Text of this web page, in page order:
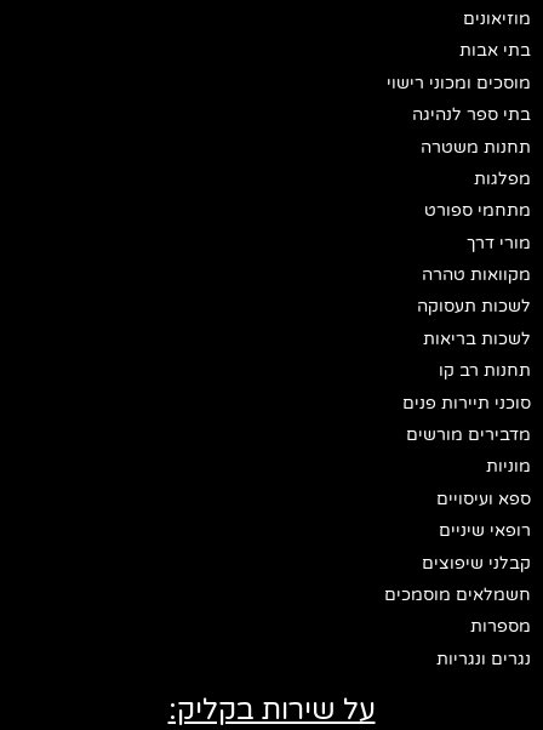
מוזיאונים
בתי אבות
מוסכים ומכוני רישוי
בתי ספר לנהיגה
תחנות משטרה
מפלגות
מתחמי ספורט
מורי דרך
מקוואות טהרה
לשכות תעסוקה
לשכות בריאות
תחנות רב קו
סוכני תיירות פנים
מדבירים מורשים
מוניות
ספא ועיסויים
רופאי שיניים
קבלני שיפוצים
חשמלאים מוסמכים
מספרות
נגרים ונגריות
על שירות בקליק: